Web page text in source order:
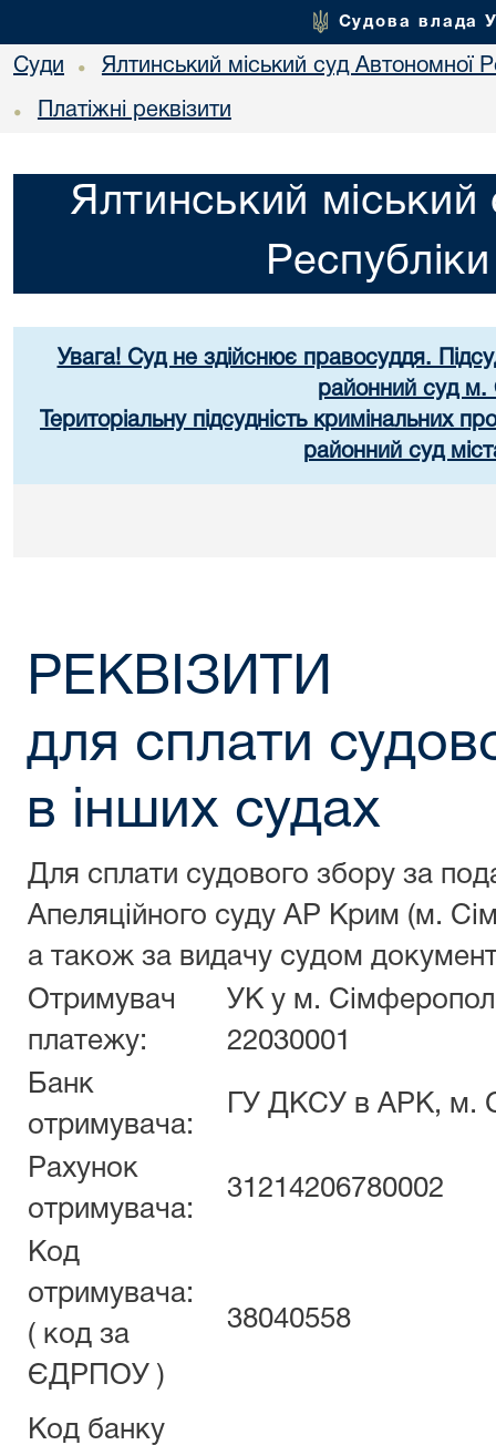
Судова влада
Суди • Ялтинський міський суд Автономної
• Платіжні реквізити
Ялтинський міський
Увага! Суд не здійснює правосуддя.
районний суд м.
Територіальну підсудність кримінальних
районний суд
РЕКВІЗИТИ
для сплати
в інших судах
Для сплати судового збору за
Апеляційного суду АР Крим (м.
а також за видачу судом
Отримувач
платежу:
УК у м.
22030001
Банк
отримувача:
ГУ ДКСУ в АРК, м.
Рахунок
отримувача:
31214206780002
Код
отримувача:
( код за
ЄДРПОУ )
38040558
Код банку